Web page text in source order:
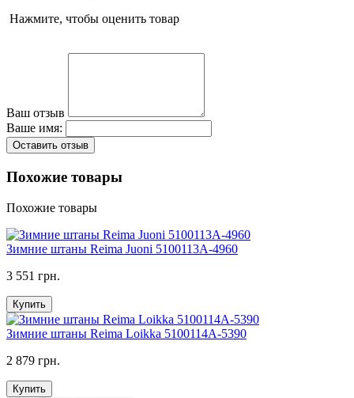
Нажмите, чтобы оценить товар
Ваш отзыв
Ваше имя:
Оставить отзыв
Похожие товары
Похожие товары
Зимние штаны Reima Juoni 5100113A-4960
3 551 грн.
Купить
Зимние штаны Reima Loikka 5100114A-5390
2 879 грн.
Купить